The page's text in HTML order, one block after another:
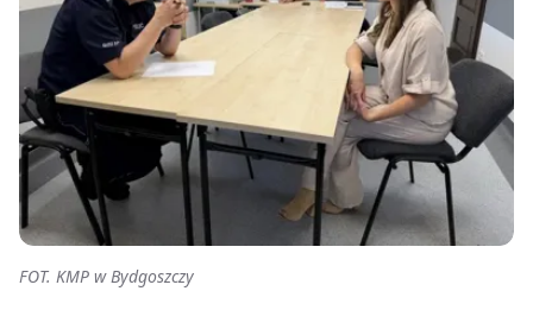
FOT. KMP w Bydgoszczy